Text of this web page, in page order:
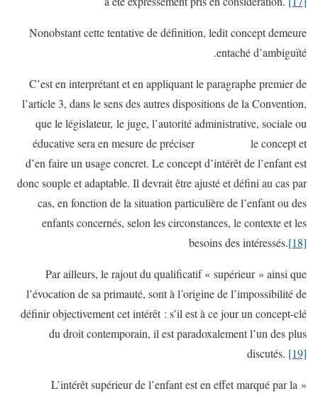
Nonobstant cette tentative de définition, ledit concept demeure
entaché d’ambiguïté.
C’est en interprétant et en appliquant le paragraphe premier de
l’article 3, dans le sens des autres dispositions de la Convention,
que le législateur, le juge, l’autorité administrative, sociale ou
éducative sera en mesure de préciser le concept et
d’en faire un usage concret. Le concept d’intérêt de l’enfant est
donc souple et adaptable. Il devrait être ajusté et défini au cas par
cas, en fonction de la situation particulière de l’enfant ou des
enfants concernés, selon les circonstances, le contexte et les
besoins des intéressés.[18]
Par ailleurs, le rajout du qualificatif « supérieur » ainsi que
l’évocation de sa primauté, sont à l’origine de l’impossibilité de
définir objectivement cet intérêt : s’il est à ce jour un concept-clé
du droit contemporain, il est paradoxalement l’un des plus
discutés. [19]
« L’intérêt supérieur de l’enfant est en effet marqué par la